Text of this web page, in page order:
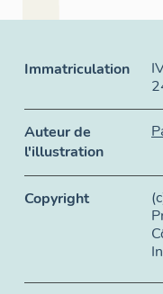
Immatriculation
Auteur de
l'illustration
Copyright